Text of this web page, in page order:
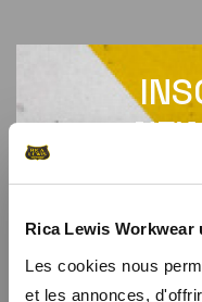
Rica Lewis
Les cookies nous
et les annonces,
Recevez un
En vous inscrivant à
en avant première et